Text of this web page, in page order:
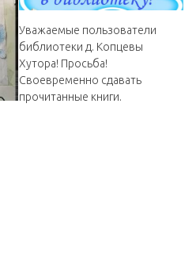
Уважаемые пользователи
библиотеки д. Копцевы
Хутора! Просьба!
Своевременно сдавать
прочитанные книги.